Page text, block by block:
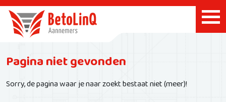
Pagina niet gevonden
Sorry, de pagina waar je naar zoekt bestaat niet (meer)!